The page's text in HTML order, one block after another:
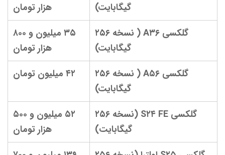
گیگابایت)
هزار تومان
گلکسی A۳۶ ( نسخه ۲۵۶
گیگابایت)
۳۵ میلیون و ۸۰۰
هزار تومان
گلکسی A۵۶ ( نسخه ۲۵۶
گیگابایت)
۴۲ میلیون تومان
گلکسی S۲۴ FE (نسخه ۲۵۶
گیگابایت)
۵۲ میلیون و ۵۰۰
هزار تومان